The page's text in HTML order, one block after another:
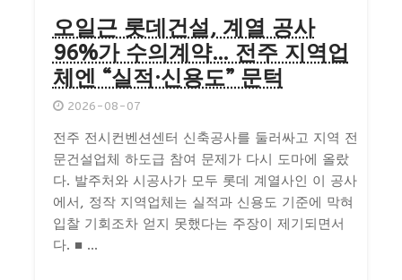
오일근 롯데건설, 계열 공사
96%가 수의계약… 전주 지역업
체엔 “실적·신용도” 문턱
2026-08-07
전주 전시컨벤션센터 신축공사를 둘러싸고 지역 전
문건설업체 하도급 참여 문제가 다시 도마에 올랐
다. 발주처와 시공사가 모두 롯데 계열사인 이 공사
에서, 정작 지역업체는 실적과 신용도 기준에 막혀
입찰 기회조차 얻지 못했다는 주장이 제기되면서
다. ■ ...